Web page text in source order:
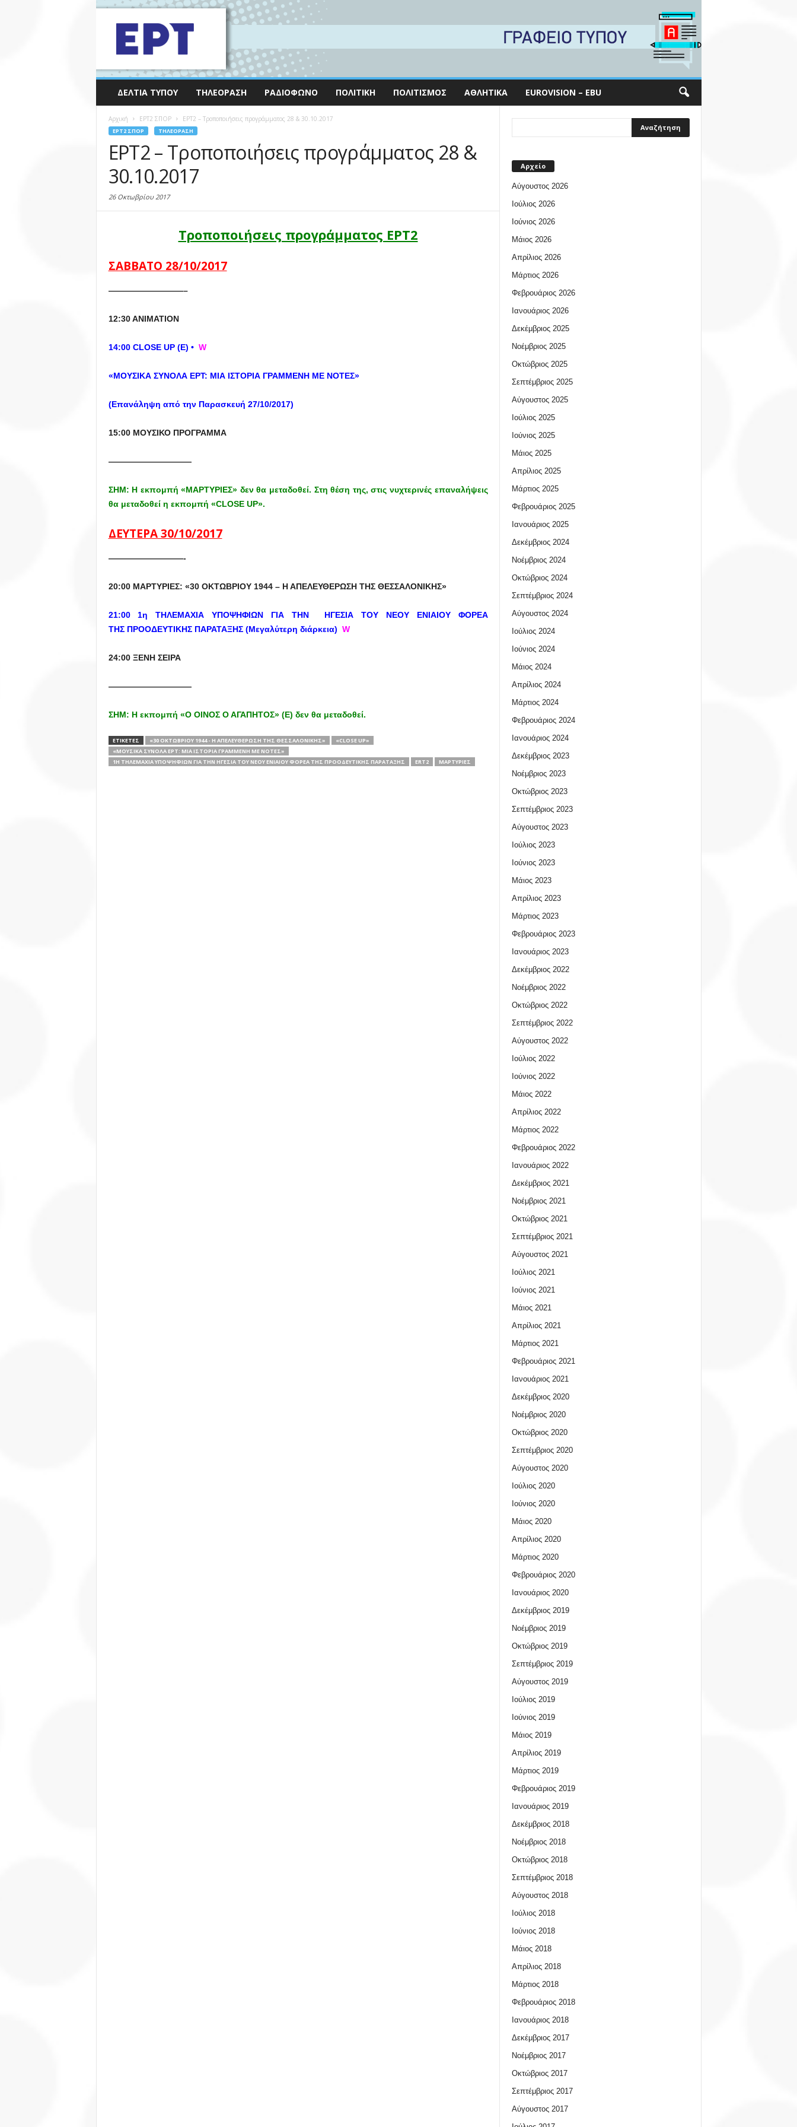
ΔΕΛΤΊΑ ΤΎΠΟΥ ΤΗΛΕΌΡΑΣΗ ΡΑΔΙΌΦΩΝΟ ΠΟΛΙΤΙΚΉ ΠΟΛΙΤΙΣΜΌΣ ΑΘΛΗΤΙΚΆ EUROVISION – EBU
Αρχική EΡΤ2 ΣΠΟΡ ΕΡΤ2 – Τροποποιήσεις προγράμματος 28 & 30.10.2017
EΡΤ2 ΣΠΟΡ ΤΗΛΕΌΡΑΣΗ
ΕΡΤ2 – Τροποποιήσεις προγράμματος 28 &
30.10.2017
26 Οκτωβρίου 2017
Τροποποιήσεις προγράμματος ΕΡΤ2
ΣΑΒΒΑΤΟ 28/10/2017
—————————–
12:30 ANIMATION
14:00 CLOSE UP (Ε) • W
«ΜΟΥΣΙΚΑ ΣΥΝΟΛΑ ΕΡΤ: ΜΙΑ ΙΣΤΟΡΙΑ ΓΡΑΜΜΕΝΗ ΜΕ ΝΟΤΕΣ»
(Επανάληψη από την Παρασκευή 27/10/2017)
15:00 ΜΟΥΣΙΚΟ ΠΡΟΓΡΑΜΜΑ
——————————
ΣΗΜ: Η εκπομπή «ΜΑΡΤΥΡΙΕΣ» δεν θα μεταδοθεί. Στη θέση της, στις νυχτερινές επαναλήψεις
θα μεταδοθεί η εκπομπή «CLOSE UP».
ΔΕΥΤΕΡΑ 30/10/2017
—————————-
20:00 ΜΑΡΤΥΡΙΕΣ: «30 ΟΚΤΩΒΡΙΟΥ 1944 – Η ΑΠΕΛΕΥΘΕΡΩΣΗ ΤΗΣ ΘΕΣΣΑΛΟΝΙΚΗΣ»
21:00 1η ΤΗΛΕΜΑΧΙΑ ΥΠΟΨΗΦΙΩΝ ΓΙΑ ΤΗΝ ΗΓΕΣΙΑ ΤΟΥ ΝΕΟΥ ΕΝΙΑΙΟΥ ΦΟΡΕΑ
ΤΗΣ ΠΡΟΟΔΕΥΤΙΚΗΣ ΠΑΡΑΤΑΞΗΣ (Μεγαλύτερη διάρκεια) W
24:00 ΞΕΝΗ ΣΕΙΡΑ
——————————
ΣΗΜ: Η εκπομπή «Ο ΟΙΝΟΣ Ο ΑΓΑΠΗΤΟΣ» (Ε) δεν θα μεταδοθεί.
ΕΤΙΚΕΤΕΣ «30 ΟΚΤΩΒΡΙΟΥ 1944 - Η ΑΠΕΛΕΥΘΕΡΩΣΗ ΤΗΣ ΘΕΣΣΑΛΟΝΙΚΗΣ»
«CLOSE UP»
«ΜΟΥΣΙΚΆ ΣΎΝΟΛΑ ΕΡΤ: ΜΙΑ ΙΣΤΟΡΊΑ ΓΡΑΜΜΈΝΗ ΜΕ ΝΌΤΕΣ»
1Η ΤΗΛΕΜΑΧΙΑ ΥΠΟΨΗΦΙΩΝ ΓΙΑ ΤΗΝ ΗΓΕΣΙΑ ΤΟΥ ΝΕΟΥ ΕΝΙΑΙΟΥ ΦΟΡΕΑ ΤΗΣ ΠΡΟΟΔΕΥΤΙΚΗΣ ΠΑΡΑΤΑΞΗΣ
ERT2 ΜΑΡΤΥΡΙΕΣ
Αρχείο
Αύγουστος 2026
Ιούλιος 2026
Ιούνιος 2026
Μάιος 2026
Απρίλιος 2026
Μάρτιος 2026
Φεβρουάριος 2026
Ιανουάριος 2026
Δεκέμβριος 2025
Νοέμβριος 2025
Οκτώβριος 2025
Σεπτέμβριος 2025
Αύγουστος 2025
Ιούλιος 2025
Ιούνιος 2025
Μάιος 2025
Απρίλιος 2025
Μάρτιος 2025
Φεβρουάριος 2025
Ιανουάριος 2025
Δεκέμβριος 2024
Νοέμβριος 2024
Οκτώβριος 2024
Σεπτέμβριος 2024
Αύγουστος 2024
Ιούλιος 2024
Ιούνιος 2024
Μάιος 2024
Απρίλιος 2024
Μάρτιος 2024
Φεβρουάριος 2024
Ιανουάριος 2024
Δεκέμβριος 2023
Νοέμβριος 2023
Οκτώβριος 2023
Σεπτέμβριος 2023
Αύγουστος 2023
Ιούλιος 2023
Ιούνιος 2023
Μάιος 2023
Απρίλιος 2023
Μάρτιος 2023
Φεβρουάριος 2023
Ιανουάριος 2023
Δεκέμβριος 2022
Νοέμβριος 2022
Οκτώβριος 2022
Σεπτέμβριος 2022
Αύγουστος 2022
Ιούλιος 2022
Ιούνιος 2022
Μάιος 2022
Απρίλιος 2022
Μάρτιος 2022
Φεβρουάριος 2022
Ιανουάριος 2022
Δεκέμβριος 2021
Νοέμβριος 2021
Οκτώβριος 2021
Σεπτέμβριος 2021
Αύγουστος 2021
Ιούλιος 2021
Ιούνιος 2021
Μάιος 2021
Απρίλιος 2021
Μάρτιος 2021
Φεβρουάριος 2021
Ιανουάριος 2021
Δεκέμβριος 2020
Νοέμβριος 2020
Οκτώβριος 2020
Σεπτέμβριος 2020
Αύγουστος 2020
Ιούλιος 2020
Ιούνιος 2020
Μάιος 2020
Απρίλιος 2020
Μάρτιος 2020
Φεβρουάριος 2020
Ιανουάριος 2020
Δεκέμβριος 2019
Νοέμβριος 2019
Οκτώβριος 2019
Σεπτέμβριος 2019
Αύγουστος 2019
Ιούλιος 2019
Ιούνιος 2019
Μάιος 2019
Απρίλιος 2019
Μάρτιος 2019
Φεβρουάριος 2019
Ιανουάριος 2019
Δεκέμβριος 2018
Νοέμβριος 2018
Οκτώβριος 2018
Σεπτέμβριος 2018
Αύγουστος 2018
Ιούλιος 2018
Ιούνιος 2018
Μάιος 2018
Απρίλιος 2018
Μάρτιος 2018
Φεβρουάριος 2018
Ιανουάριος 2018
Δεκέμβριος 2017
Νοέμβριος 2017
Οκτώβριος 2017
Σεπτέμβριος 2017
Αύγουστος 2017